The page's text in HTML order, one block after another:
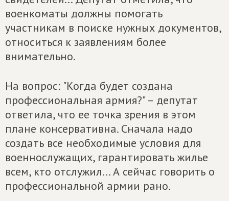
военкоматы должны помогать
участникам в поиске нужных документов,
относиться к заявлениям более
внимательно.
На вопрос: "Когда будет создана
профессиональная армия?" – депутат
ответила, что ее точка зрения в этом
плане консервативна. Сначала надо
создать все необходимые условия для
военнослужащих, гарантировать жилье
всем, кто отслужил... А сейчас говорить о
профессиональной армии рано.